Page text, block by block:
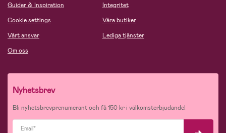
Guider & Inspiration
Cookie settings
Vårt ansvar
Om oss
Integritet
Våra butiker
Lediga tjänster
Nyhetsbrev
Bli nyhetsbrevprenumerant och få 150 kr i välkomsterbjudande!
Email*